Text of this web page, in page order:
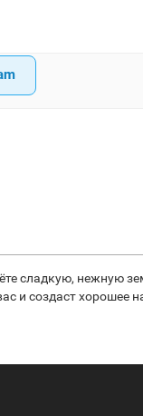
сладкую, нежную
и создаст хорошее